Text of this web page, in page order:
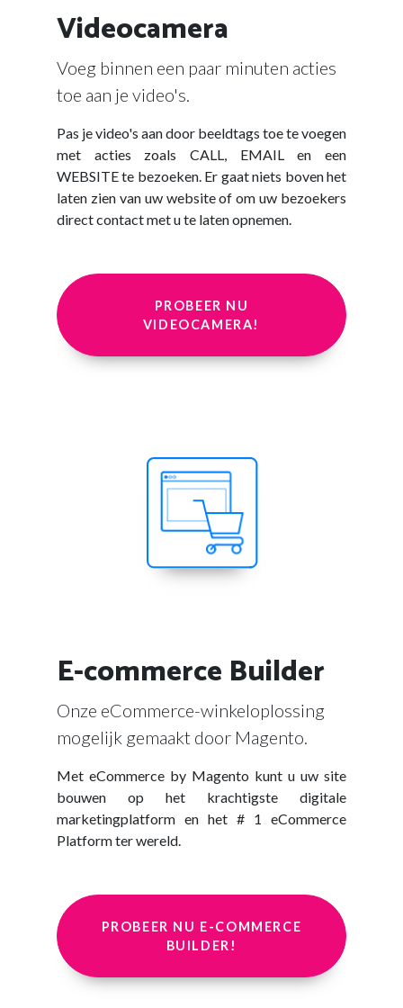
Videocamera
Voeg binnen een paar minuten acties
toe aan je video's.
Pas je video's aan door beeldtags toe te voegen
met acties zoals CALL, EMAIL en een
WEBSITE te bezoeken. Er gaat niets boven het
laten zien van uw website of om uw bezoekers
direct contact met u te laten opnemen.
PROBEER NU
VIDEOCAMERA!
E-commerce Builder
Onze eCommerce-winkeloplossing
mogelijk gemaakt door Magento.
Met eCommerce by Magento kunt u uw site
bouwen op het krachtigste digitale
marketingplatform en het # 1 eCommerce
Platform ter wereld.
PROBEER NU E-COMMERCE
BUILDER!